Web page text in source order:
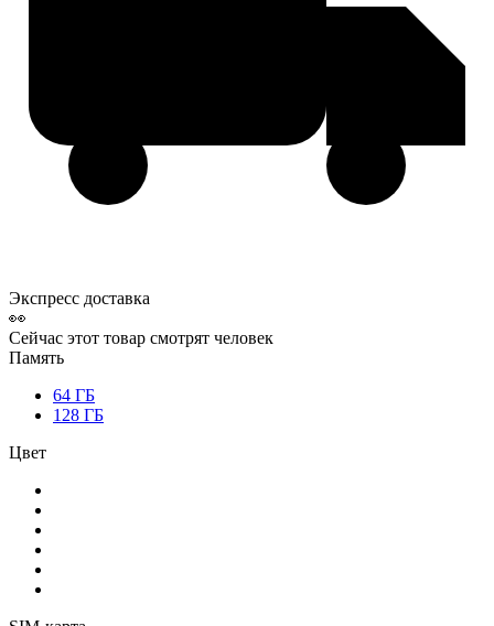
Экспресс доставка
👀
Сейчас этот товар смотрят человек
Память
64 ГБ
128 ГБ
Цвет